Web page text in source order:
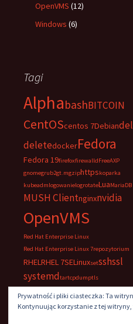
OpenVMS (12)
Windows (6)
Tagi
AlphabashBITCOIN
CentOScentos 7Debiandel
deletedockerFedora
Fedora 19firefoxfirewalldFreeAXP
gnomegrub2gt.mgziphttpskoparka
kubeadmlogowanielogrotateLuaMariaDB
MUSH Clientnginxnvidia
OpenVMS
Red Hat Enterprise Linux
Red Hat Enterprise Linux 7repozytorium
RHELRHEL 7SELinuxsetsshssl
systemdtartcpdumptls
UltraVNCVNCwindows
Prywatność i pliki ciasteczka: Ta
Kontynuując korzystanie z tej